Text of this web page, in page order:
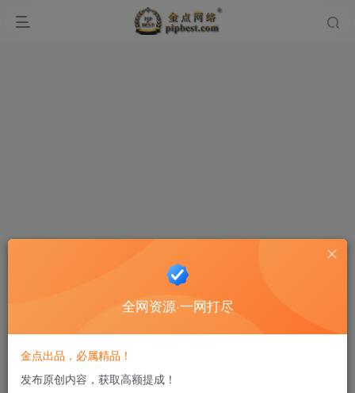
全网资源·一网打尽
金点出品，必属精品！
发布原创内容，获取高额提成！